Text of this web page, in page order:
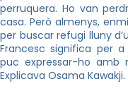
perruquera. Ho van
casa. Però almenys,
per buscar refugi lluny
Francesc significa per
puc expressar-ho amb
Explicava Osama Kawakji.